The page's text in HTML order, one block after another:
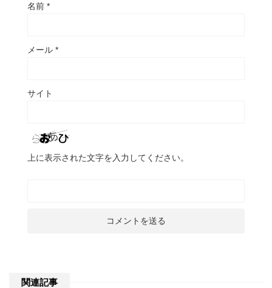
名前 *
メール *
サイト
上に表示された文字を入力してください。
関連記事